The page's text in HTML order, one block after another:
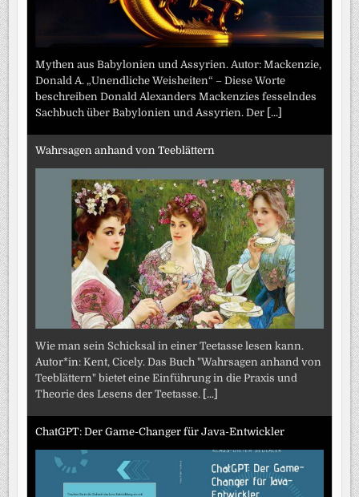
Mythen aus Babylonien und Assyrien. Autor: Mackenzie,
Donald A. „Unendliche Weisheiten“ – Diese Worte
beschreiben Donald Alexanders Mackenzies fesselndes
Sachbuch über Babylonien und Assyrien. Der [...]
Wahrsagen anhand von Teeblättern
Wie man sein Schicksal in einer Teetasse lesen kann.
Autor*in: Kent, Cicely. Das Buch "Wahrsagen anhand von
Teeblättern" bietet eine Einführung in die Praxis und
Theorie des Lesens der Teetasse. [...]
ChatGPT: Der Game-Changer für Java-Entwickler